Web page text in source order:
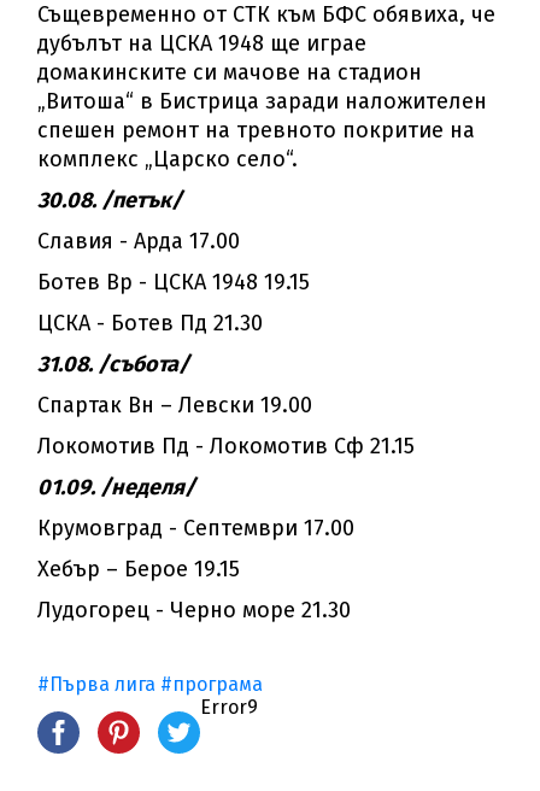
Същевременно от СТК към БФС обявиха, че
дубълът на ЦСКА 1948 ще играе
домакинските си мачове на стадион
„Витоша“ в Бистрица заради наложителен
спешен ремонт на тревното покритие на
комплекс „Царско село“.
30.08. /петък/
Славия - Арда 17.00
Ботев Вр - ЦСКА 1948 19.15
ЦСКА - Ботев Пд 21.30
31.08. /събота/
Спартак Вн – Левски 19.00
Локомотив Пд - Локомотив Сф 21.15
01.09. /неделя/
Крумовград - Септември 17.00
Хебър – Берое 19.15
Лудогорец - Черно море 21.30
#Първа лига #програма
Error9